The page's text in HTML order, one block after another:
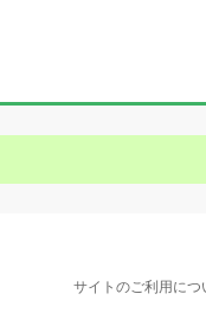
サイトのご利用につ